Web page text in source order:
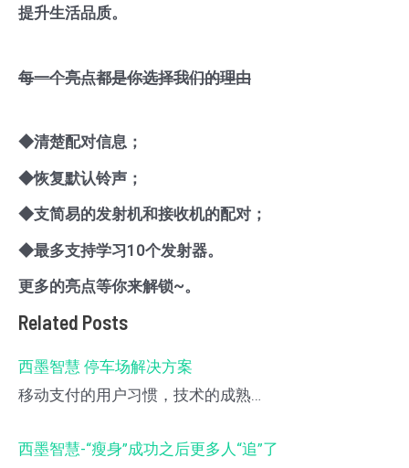
提升生活品质。
每一个亮点都是你选择我们的理由
◆清楚配对信息；
◆恢复默认铃声；
◆支简易的发射机和接收机的配对；
◆最多支持学习10个发射器。
更多的亮点等你来解锁~。
Related Posts
西墨智慧 停车场解决方案
移动支付的用户习惯，技术的成熟…
西墨智慧-“瘦身”成功之后更多人“追”了